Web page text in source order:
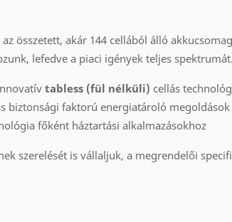
összetett, akár 144 cellából álló
lefedve a piaci igények teljes spektrumát.
tabless (fül nélküli) cellás
biztonsági faktorú energiatároló megoldások
főként háztartási alkalmazásokhoz
szerelését is vállaljuk, a megrendelői